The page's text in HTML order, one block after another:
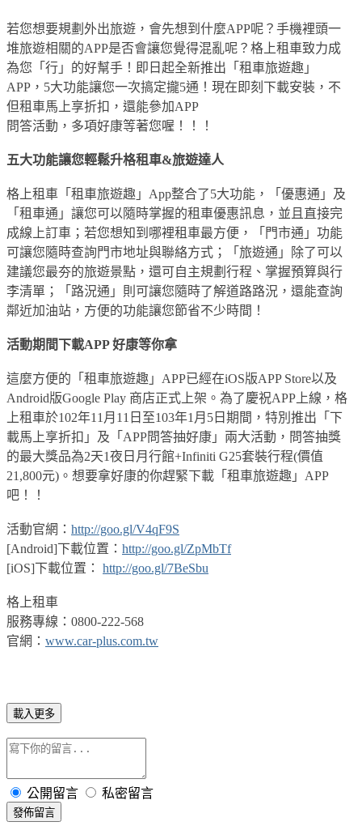
若您想要規劃外出旅遊，會先想到什麼APP呢？手機裡頭一
堆旅遊相關的APP是否會讓您覺得混亂呢？格上租車致力成
為您「行」的好幫手！即日起全新推出「租車旅遊趣」
APP，5大功能讓您一次搞定攏5通！現在即刻下載安裝，不
但租車馬上享折扣，還能參加APP
問答活動，多項好康等著您喔！！！
五大功能讓您輕鬆升格租車&旅遊達人
格上租車「租車旅遊趣」App整合了5大功能，「優惠通」及
「租車通」讓您可以隨時掌握的租車優惠訊息，並且直接完
成線上訂車；若您想知到哪裡租車最方便，「門市通」功能
可讓您隨時查詢門市地址與聯絡方式；「旅遊通」除了可以
建議您最夯的旅遊景點，還可自主規劃行程、掌握預算與行
李清單；「路況通」則可讓您隨時了解道路路況，還能查詢
鄰近加油站，方便的功能讓您節省不少時間！
活動期間下載APP 好康等你拿
這麼方便的「租車旅遊趣」APP已經在iOS版APP Store以及
Android版Google Play 商店正式上架。為了慶祝APP上線，格
上租車於102年11月11日至103年1月5日期間，特別推出「下
載馬上享折扣」及「APP問答抽好康」兩大活動，問答抽獎
的最大獎品為2天1夜日月行館+Infiniti G25套裝行程(價值
21,800元)。想要拿好康的你趕緊下載「租車旅遊趣」APP
吧！！
活動官網： http://goo.gl/V4qF9S
[Android]下載位置： http://goo.gl/ZpMbTf
[iOS]下載位置： http://goo.gl/7BeSbu
格上租車
服務專線：0800-222-568
官網： www.car-plus.com.tw
載入更多
公開留言 私密留言
發佈留言